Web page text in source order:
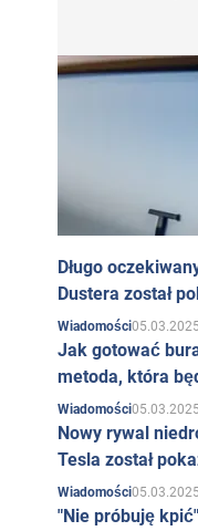
Długo
Dustera został
Wiadomości
Jak gotować
metoda, która
Wiadomości
Nowy rywal
Tesla został
Wiadomości
"Nie próbuję